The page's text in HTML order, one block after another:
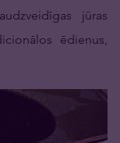
jūras
ēdienus,